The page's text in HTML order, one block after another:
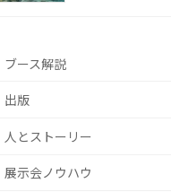
ブース解説
出版
人とストーリー
展示会ノウハウ